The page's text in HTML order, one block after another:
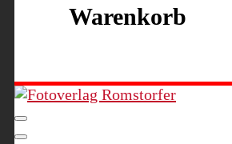
Warenkorb